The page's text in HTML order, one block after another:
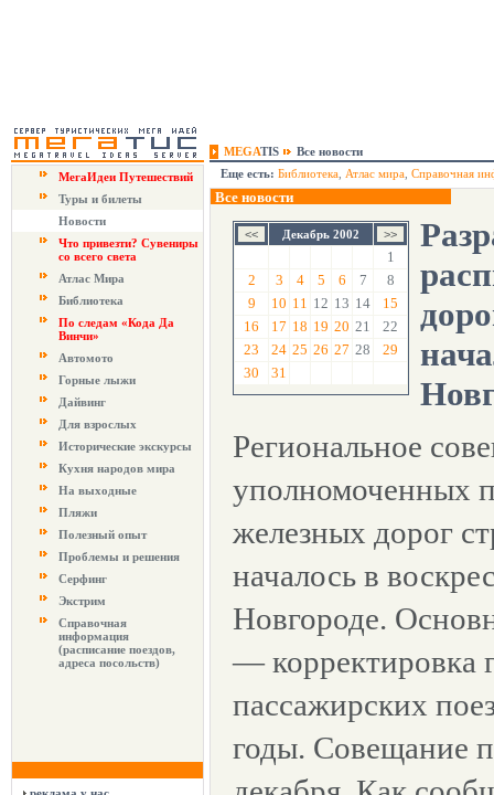
MEGATIS
Все новости
МегаИдеи Путешествий
Туры и билеты
Новости
Что привезти? Сувениры
со всего света
Атлас Мира
Библиотека
По следам «Кода Да
Винчи»
Автомото
Горные лыжи
Дайвинг
Для взрослых
Исторические экскурсы
Кухня народов мира
На выходные
Пляжи
Полезный опыт
Проблемы и решения
Серфинг
Экстрим
Справочная
информация
(расписание поездов,
адреса посольств)
Еще есть: Библиотека Атлас мира Справочная
Все новости
Декабрь 2002
1
2
3 4 5 6 7
8
9
10 11 12 13 14
15
16
17 18 19 20 21
22
23
24 25 26 27 28
29
30
31
Региональное
уполномоченных
железных дорог
началось в
Новгороде.
— корректировка
пассажирских
годы. Совещание